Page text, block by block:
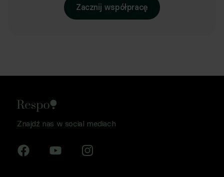
Zacznij współpracę
Znajdź nas w social mediach